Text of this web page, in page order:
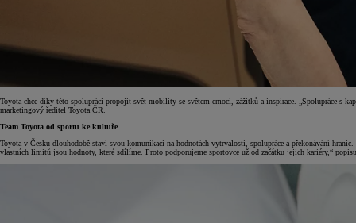
Toyota chce díky této spolupráci propojit svět mobility se světem emocí, zážitků a inspirace. „Spolupráce s
marketingový ředitel Toyota ČR.
Team Toyota od sportu ke kultuře
Toyota v Česku dlouhodobě staví svou komunikaci na hodnotách vytrvalosti, spolupráce a překonávání
vlastních limitů jsou hodnoty, které sdílíme. Proto podporujeme sportovce už od začátku jejich kariéry,“